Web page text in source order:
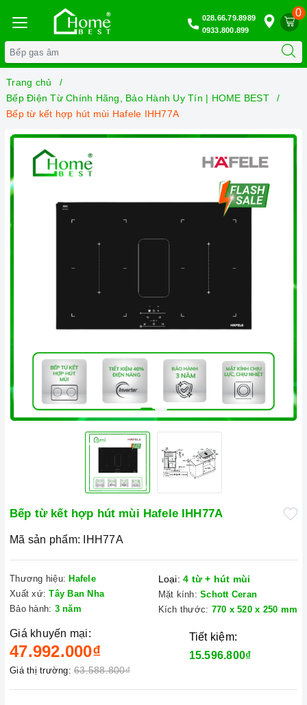
0
028.66.79.8989
0933.800.899
Trang chủ
Bếp Điện Từ Chính Hãng, Bảo Hành Uy Tín | HOME BEST
Bếp từ kết hợp hút mùi Hafele IHH77A
Bếp từ kết hợp hút mùi Hafele IHH77A
Mã sản phẩm: IHH77A
Thương hiệu: Hafele
Xuất xứ: Tây Ban Nha
Bảo hành: 3 năm
Loại: 4 từ + hút mùi
Mặt kính: Schott Ceran
Kích thước: 770 x 520 x 250 mm
Giá khuyến mại:
47.992.000₫
Giá thị trường: 63.588.800₫
Tiết kiệm:
15.596.800₫